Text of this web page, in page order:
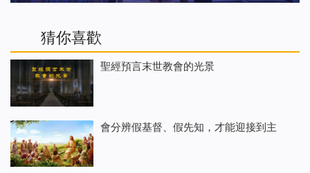
猜你喜歡
聖經預言末世教會的光景
會分辨假基督、假先知，才能迎接到主